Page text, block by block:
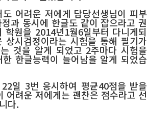
어려운 저에게 담당선생님이 피부
과 동시에 한글도 같이 잡으라고 권
학원을 2014년1월6일부터 다니게되
상시검정이라는 시험을 통해 필기가
것을 알게 되었고 2주마다 시험을
한글능력이 늘어남을 알게 되었습
일 3번 응시하여 평균40점을 받을
어려운 저에게는 괜찬은 점수라고 선
다.